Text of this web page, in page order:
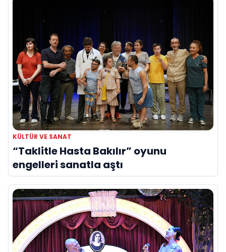
KÜLTÜR VE SANAT
“Taklitle Hasta Bakılır” oyunu
engelleri sanatla aştı